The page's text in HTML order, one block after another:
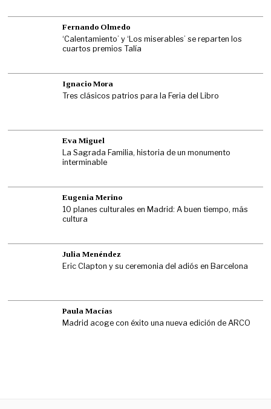
Fernando Olmedo
‘Calentamiento’ y ‘Los miserables’ se reparten los
cuartos premios Talía
Ignacio Mora
Tres clásicos patrios para la Feria del Libro
Eva Miguel
La Sagrada Familia, historia de un monumento
interminable
Eugenia Merino
10 planes culturales en Madrid: A buen tiempo, más
cultura
Julia Menéndez
Eric Clapton y su ceremonia del adiós en Barcelona
Paula Macías
Madrid acoge con éxito una nueva edición de ARCO